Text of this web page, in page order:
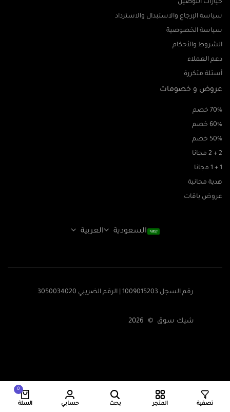
خيارات التوصيل
سياسة الإرجاع والاستبدال والاسترداد
سياسة الخصوصية
الشروط والأحكام
دعم العملاء
أسئلة متكررة
عروض و خصومات
70% خصم
60% خصم
50% خصم
2 + 2 مجانا
1 + 1 مجانا
هدية مجانية
عروض باقات
السعودية العربية
رقم السجل 1009015203 | الرقم الضريبي 3050034020
شيك سوق © 2026
تصفية المتجر بحث حسابي
0
السلة